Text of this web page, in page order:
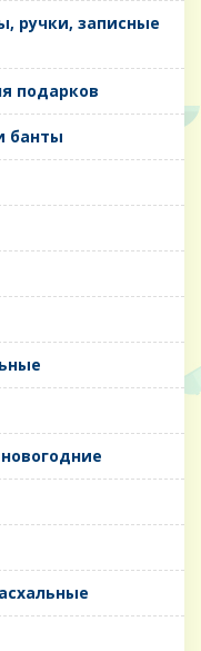
ручки, записные
подарков
банты